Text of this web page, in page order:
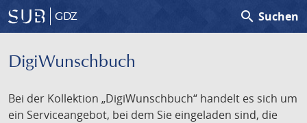
GDZ search Suchen
DigiWunschbuch
Bei der Kollektion „DigiWunschbuch“ handelt es sich um
ein Serviceangebot, bei dem Sie eingeladen sind, die